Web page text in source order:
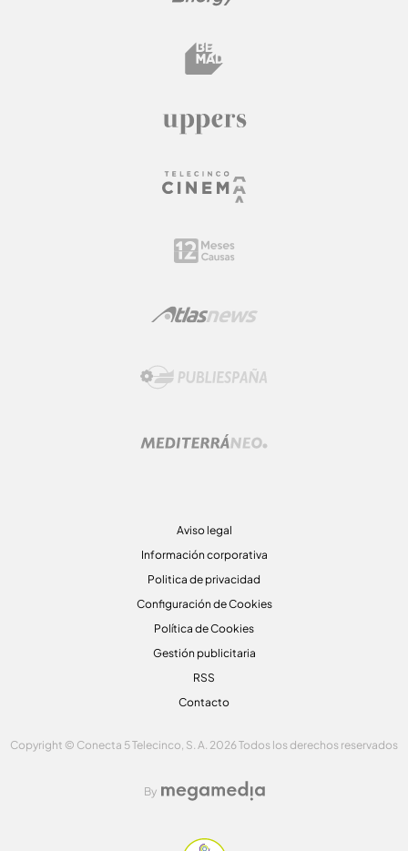
Aviso legal
Información corporativa
Politica de privacidad
Configuración de Cookies
Política de Cookies
Gestión publicitaria
RSS
Contacto
Copyright © Conecta 5 Telecinco, S. A. 2026 Todos los derechos reservados
By